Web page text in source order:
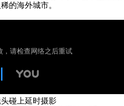
的海外城市。
碰上延时摄影